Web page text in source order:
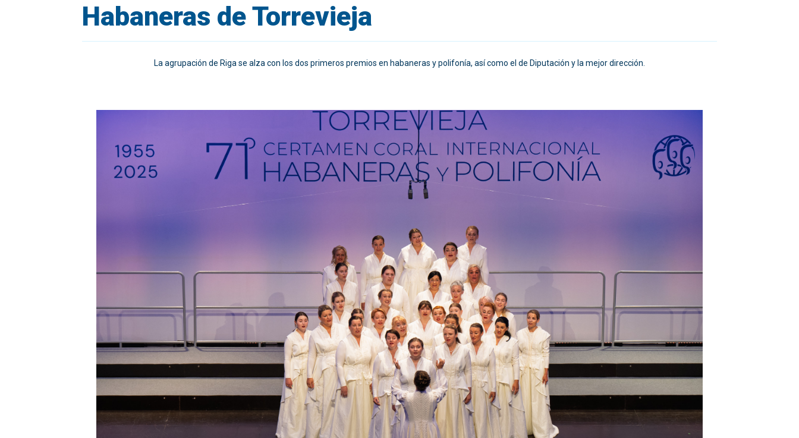
Habaneras de Torrevieja
La agrupación de Riga se alza con los dos primeros premios en habaneras y polifonía, así como el de Diputación y la mejor dirección.